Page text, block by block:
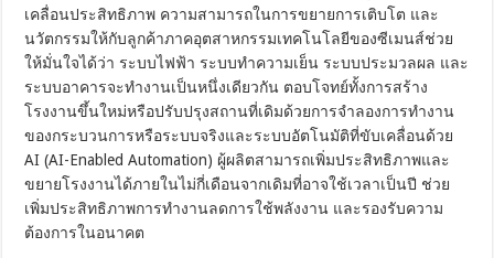
เคลื่อนประสิทธิภาพ ความสามารถในการขยายการเติบโต และ
นวัตกรรมให้กับลูกค้าภาคอุตสาหกรรมเทคโนโลยีของซีเมนส์ช่วย
ให้มั่นใจได้ว่า ระบบไฟฟ้า ระบบทำความเย็น ระบบประมวลผล และ
ระบบอาคารจะทำงานเป็นหนึ่งเดียวกัน ตอบโจทย์ทั้งการสร้าง
โรงงานขึ้นใหม่หรือปรับปรุงสถานที่เดิมด้วยการจำลองการทำงาน
ของกระบวนการหรือระบบจริงและระบบอัตโนมัติที่ขับเคลื่อนด้วย
AI (AI-Enabled Automation) ผู้ผลิตสามารถเพิ่มประสิทธิภาพและ
ขยายโรงงานได้ภายในไม่กี่เดือนจากเดิมที่อาจใช้เวลาเป็นปี ช่วย
เพิ่มประสิทธิภาพการทำงานลดการใช้พลังงาน และรองรับความ
ต้องการในอนาคต